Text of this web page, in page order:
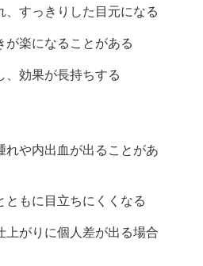
、すっきりした目元になる
が楽になることがある
、効果が長持ちする
れや内出血が出ることがあ
ともに目立ちにくくなる
上がりに個人差が出る場合